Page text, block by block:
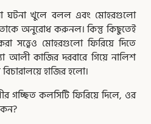
ঘটনা খুলে বলল এবং মোহরগুলো
তাকে অনুরোধ করুনল। কিন্তু কিছুতেই
মোহরগুলো ফিরিয়ে দিতে
আলী কাজির দরবারে গিয়ে নালিশ
হাজির হলো।
গচ্ছিত কলসিটি ফিরিয়ে দিলে, ওর